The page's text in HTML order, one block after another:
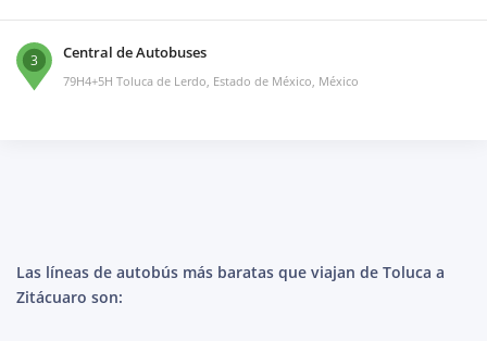
3 Central de Autobuses
79H4+5H Toluca de Lerdo, Estado de México, México
Las líneas de autobús más baratas que viajan de Toluca a
Zitácuaro son: